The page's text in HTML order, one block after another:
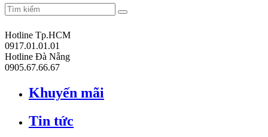
Hotline Tp.HCM
0917.01.01.01
Hotline Đà Nẵng
0905.67.66.67
Khuyến mãi
Tin tức